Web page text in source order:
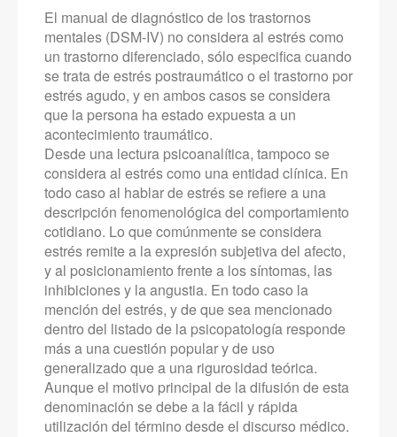
El manual de diagnóstico de los trastornos
mentales (DSM-IV) no considera al estrés como
un trastorno diferenciado, sólo especifica cuando
se trata de estrés postraumático o el trastorno por
estrés agudo, y en ambos casos se considera
que la persona ha estado expuesta a un
acontecimiento traumático.
Desde una lectura psicoanalítica, tampoco se
considera al estrés como una entidad clínica. En
todo caso al hablar de estrés se refiere a una
descripción fenomenológica del comportamiento
cotidiano. Lo que comúnmente se considera
estrés remite a la expresión subjetiva del afecto,
y al posicionamiento frente a los síntomas, las
inhibiciones y la angustia. En todo caso la
mención del estrés, y de que sea mencionado
dentro del listado de la psicopatología responde
más a una cuestión popular y de uso
generalizado que a una rigurosidad teórica.
Aunque el motivo principal de la difusión de esta
denominación se debe a la fácil y rápida
utilización del término desde el discurso médico.